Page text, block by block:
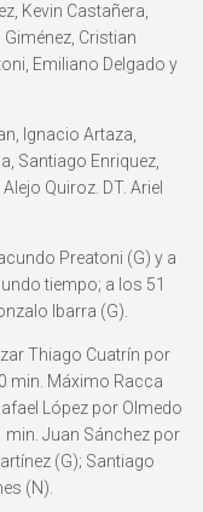
Kevin Castañera,
Cristian
Emiliano Delgado y
Ignacio Artaza,
Santiago Enriquez,
Quiroz. DT. Ariel
Preatoni (G) y a
tiempo; a los 51
Ibarra (G).
Thiago Cuatrín por
min. Máximo Racca
López por Olmedo
Juan Sánchez por
(G); Santiago
(N).